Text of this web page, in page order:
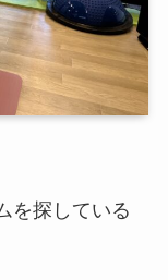
を探している